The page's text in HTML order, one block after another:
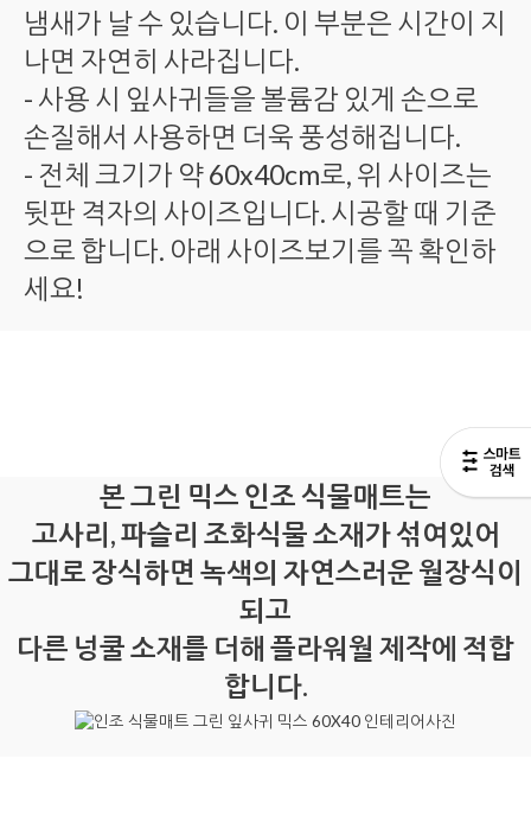
냄새가 날 수 있습니다. 이 부분은 시간이 지
나면 자연히 사라집니다.
- 사용 시 잎사귀들을 볼륨감 있게 손으로
손질해서 사용하면 더욱 풍성해집니다.
- 전체 크기가 약 60x40cm로, 위 사이즈는
뒷판 격자의 사이즈입니다. 시공할 때 기준
으로 합니다. 아래 사이즈보기를 꼭 확인하
세요!
본 그린 믹스 인조 식물매트는
고사리, 파슬리 조화식물 소재가 섞여있어
그대로 장식하면 녹색의 자연스러운 월장식이
되고
다른 넝쿨 소재를 더해 플라워월 제작에 적합
합니다.